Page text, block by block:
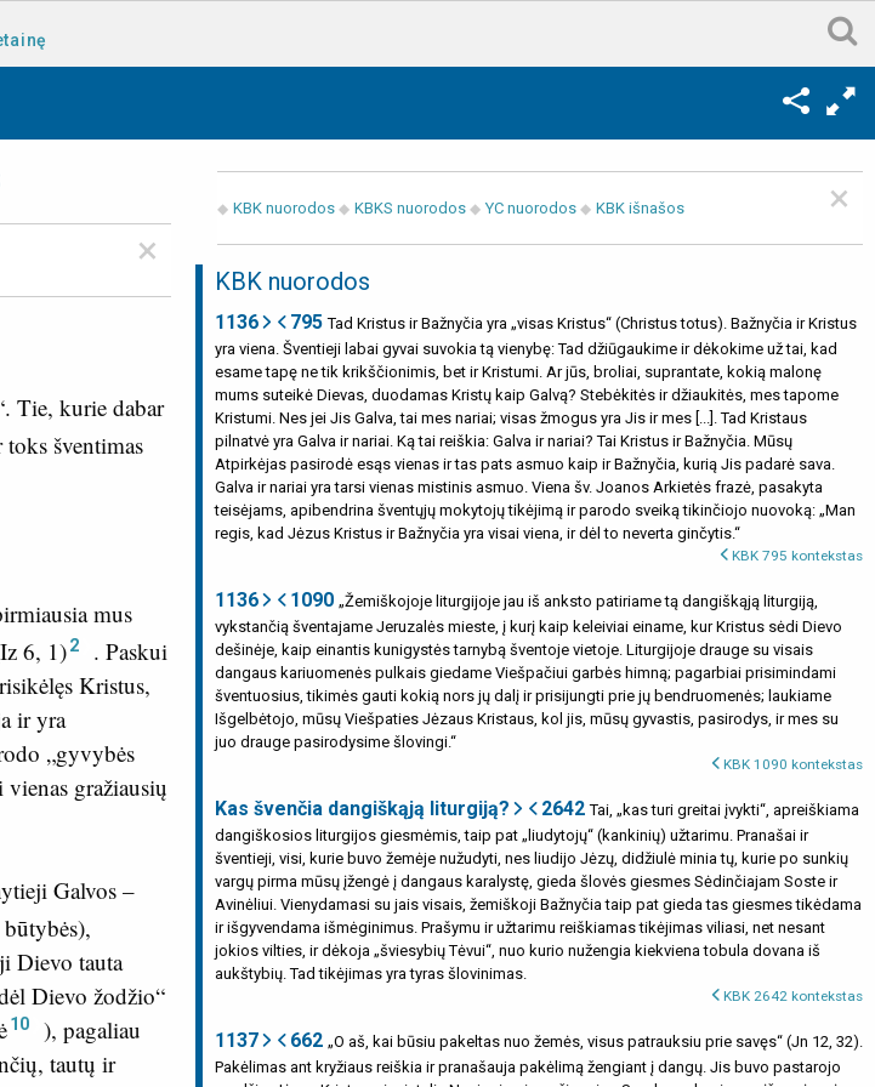
×
Tie, kurie dabar
šventimas
mus
Iz 6, 1)2
. Paskui
Kristus,
ir yra
„gyvybės
vienas gražiausių
Galvos –
Dievo tauta
Dievo žodžio“
10
), pagaliau
tautų ir
×
KBK nuorodos KBKS nuorodos YC nuorodos KBK išnašos
KBK nuorodos
1136 795Tad Kristus ir Bažnyčia yra „visas Kristus“ (Christus totus). Bažnyčia ir Kristus
yra viena. Šventieji labai gyvai suvokia tą vienybę: Tad džiūgaukime ir dėkokime už tai, kad
esame tapę ne tik krikščionimis, bet ir Kristumi. Ar jūs, broliai, suprantate, kokią malonę
mums suteikė Dievas, duodamas Kristų kaip Galvą? Stebėkitės ir džiaukitės, mes tapome
Kristumi. Nes jei Jis Galva, tai mes nariai; visas žmogus yra Jis ir mes [...]. Tad Kristaus
pilnatvė yra Galva ir nariai. Ką tai reiškia: Galva ir nariai? Tai Kristus ir Bažnyčia. Mūsų
Atpirkėjas pasirodė esąs vienas ir tas pats asmuo kaip ir Bažnyčia, kurią Jis padarė sava.
Galva ir nariai yra tarsi vienas mistinis asmuo. Viena šv. Joanos Arkietės frazė, pasakyta
teisėjams, apibendrina šventųjų mokytojų tikėjimą ir parodo sveiką tikinčiojo nuovoką: „Man
regis, kad Jėzus Kristus ir Bažnyčia yra visai viena, ir dėl to neverta ginčytis.“
KBK 795 kontekstas
1136 1090 „Žemiškojoje liturgijoje jau iš anksto patiriame tą dangiškąją liturgiją,
vykstančią šventajame Jeruzalės mieste, į kurį kaip keleiviai einame, kur Kristus sėdi Dievo
dešinėje, kaip einantis kunigystės tarnybą šventoje vietoje. Liturgijoje drauge su visais
dangaus kariuomenės pulkais giedame Viešpačiui garbės himną; pagarbiai prisimindami
šventuosius, tikimės gauti kokią nors jų dalį ir prisijungti prie jų bendruomenės; laukiame
Išgelbėtojo, mūsų Viešpaties Jėzaus Kristaus, kol jis, mūsų gyvastis, pasirodys, ir mes su
juo drauge pasirodysime šlovingi.“
KBK 1090 kontekstas
Kas švenčia dangiškąją liturgiją? 2642Tai, „kas turi greitai įvykti“, apreiškiama
dangiškosios liturgijos giesmėmis, taip pat „liudytojų“ (kankinių) užtarimu. Pranašai ir
šventieji, visi, kurie buvo žemėje nužudyti, nes liudijo Jėzų, didžiulė minia tų, kurie po sunkių
vargų pirma mūsų įžengė į dangaus karalystę, gieda šlovės giesmes Sėdinčiajam Soste ir
Avinėliui. Vienydamasi su jais visais, žemiškoji Bažnyčia taip pat gieda tas giesmes tikėdama
ir išgyvendama išmėginimus. Prašymu ir užtarimu reiškiamas tikėjimas viliasi, net nesant
jokios vilties, ir dėkoja „šviesybių Tėvui“, nuo kurio nužengia kiekviena tobula dovana iš
aukštybių. Tad tikėjimas yra tyras šlovinimas.
KBK 2642 kontekstas
1137 662 „O aš, kai būsiu pakeltas nuo žemės, visus patrauksiu prie savęs“ (Jn 12, 32).
Pakėlimas ant kryžiaus reiškia ir pranašauja pakėlimą žengiant į dangų. Jis buvo pastarojo